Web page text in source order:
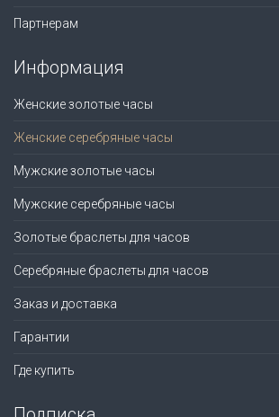
Партнерам
Информация
Женские золотые часы
Женские серебряные часы
Мужские золотые часы
Мужские серебряные часы
Золотые браслеты для часов
Серебряные браслеты для часов
Заказ и доставка
Гарантии
Где купить